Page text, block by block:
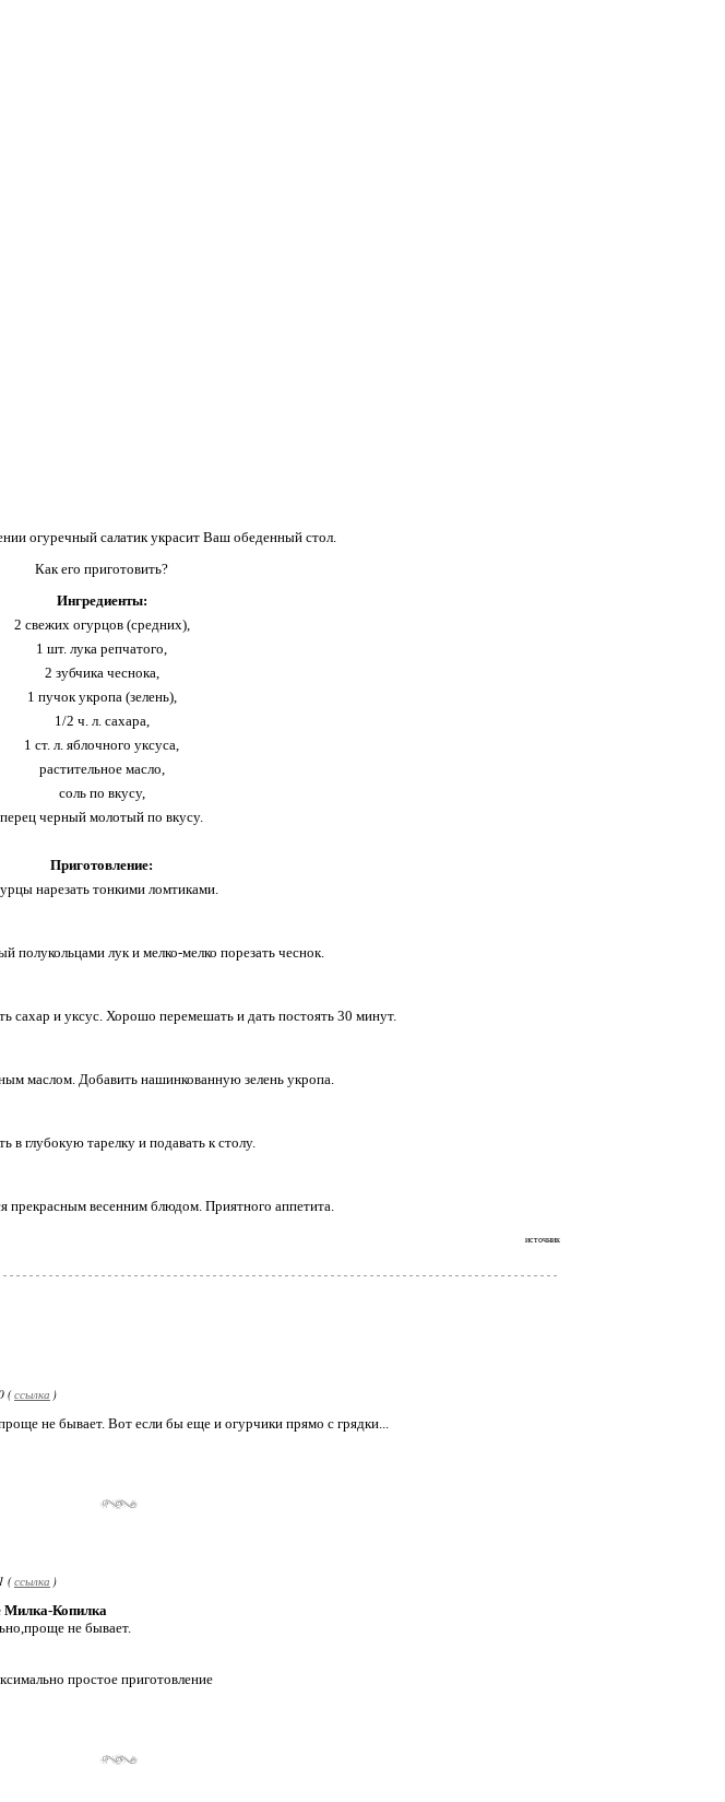
огуречный салатик украсит Ваш обеденный стол.
Как его приготовить?
Ингредиенты:
2 свежих огурцов (средних),
1 шт. лука репчатого,
2 зубчика чеснока,
1 пучок укропа (зелень),
1/2 ч. л. сахара,
1 ст. л. яблочного уксуса,
растительное масло,
соль по вкусу,
перец черный молотый по вкусу.
Приготовление:
нарезать тонкими ломтиками.
полукольцами лук и мелко-мелко порезать чеснок.
сахар и уксус. Хорошо перемешать и дать постоять 30 минут.
маслом. Добавить нашинкованную зелень укропа.
в глубокую тарелку и подавать к столу.
прекрасным весенним блюдом. Приятного аппетита.
источник
(ссылка )
не бывает. Вот если бы еще и огурчики прямо с грядки...
(ссылка )
Милка-Копилка
не бывает.
простое приготовление